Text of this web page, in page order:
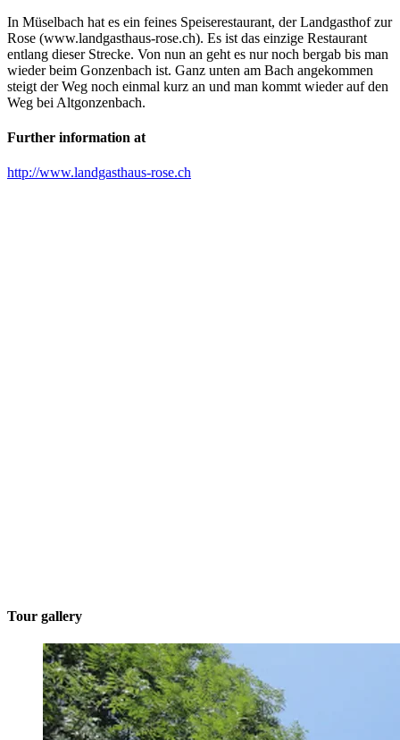
In Müselbach hat es ein feines Speiserestaurant, der Landgasthof zur
Rose (www.landgasthaus-rose.ch). Es ist das einzige Restaurant
entlang dieser Strecke. Von nun an geht es nur noch bergab bis man
wieder beim Gonzenbach ist. Ganz unten am Bach angekommen
steigt der Weg noch einmal kurz an und man kommt wieder auf den
Weg bei Altgonzenbach.
Further information at
http://www.landgasthaus-rose.ch
Tour gallery